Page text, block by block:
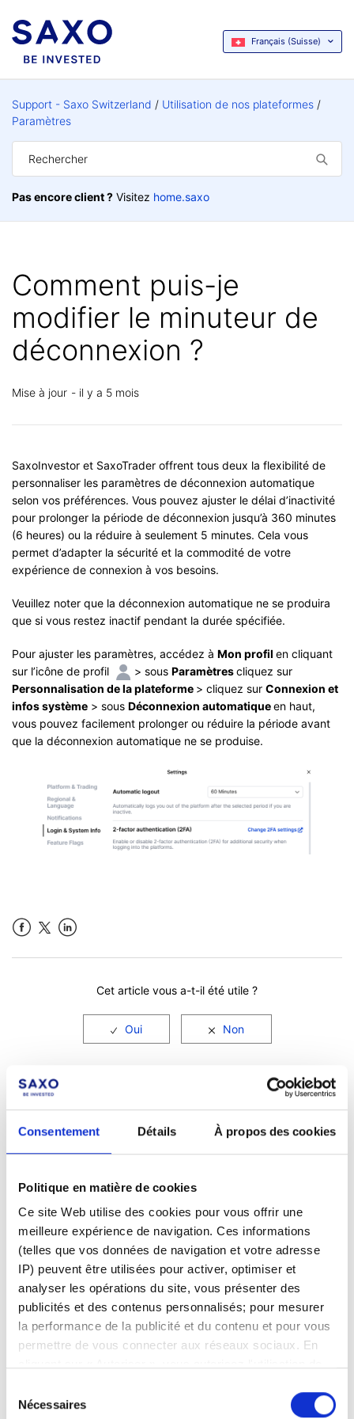
Consentement Détails À propos des cookies
Politique en matière de cookies
Ce site Web utilise des cookies pour vous offrir une
meilleure expérience de navigation. Ces informations
(telles que vos données de navigation et votre adresse
IP) peuvent être utilisées pour activer, optimiser et
analyser les opérations du site, vous présenter des
publicités et des contenus personnalisés; pour mesurer
la performance de la publicité et du contenu et pour vous
permettre de vous connecter aux réseaux sociaux. En
personnelles. Sélectionnez « Gérer le consentement »
Nécessaires
Français (Suisse)
Support - Saxo Switzerland
Utilisation de nos plateformes
Paramètres
Pas encore client ? Visitez home.saxo
Comment puis-je
modifier le minuteur de
déconnexion ?
Mise à jour il y a 5 mois
SaxoInvestor et SaxoTrader offrent tous deux la flexibilité de
personnaliser les paramètres de déconnexion automatique
selon vos préférences. Vous pouvez ajuster le délai d’inactivité
pour prolonger la période de déconnexion jusqu’à 360 minutes
(6 heures) ou la réduire à seulement 5 minutes. Cela vous
permet d’adapter la sécurité et la commodité de votre
expérience de connexion à vos besoins.
Veuillez noter que la déconnexion automatique ne se produira
que si vous restez inactif pendant la durée spécifiée.
Pour ajuster les paramètres, accédez à Mon profil en cliquant
sur l’icône de profil
> sous Paramètrescliquez sur
Personnalisation de la plateforme > cliquez sur Connexion et
infos système > sous Déconnexion automatiqueen haut,
vous pouvez facilement prolonger ou réduire la période avant
que la déconnexion automatique ne se produise.
Cet article vous a-t-il été utile ?
Pas encore client ?
Apprenez-en davantage sur nos plateformes
d'investissement, nos produits et nos prix
attractifsici.